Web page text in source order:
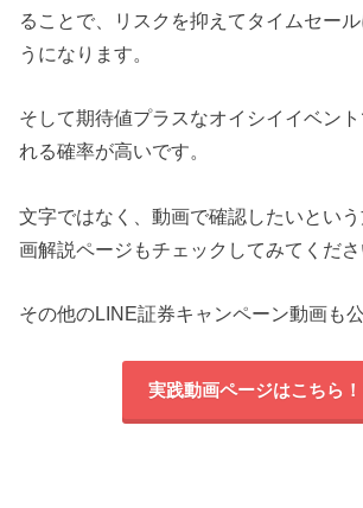
ることで、リスクを抑えてタイムセー
うになります。
そして期待値プラスなオイシイイベン
れる確率が高いです。
文字ではなく、動画で確認したいとい
画解説ページもチェックしてみてくださ
その他のLINE証券キャンペーン動画も
実践動画ページはこちら！